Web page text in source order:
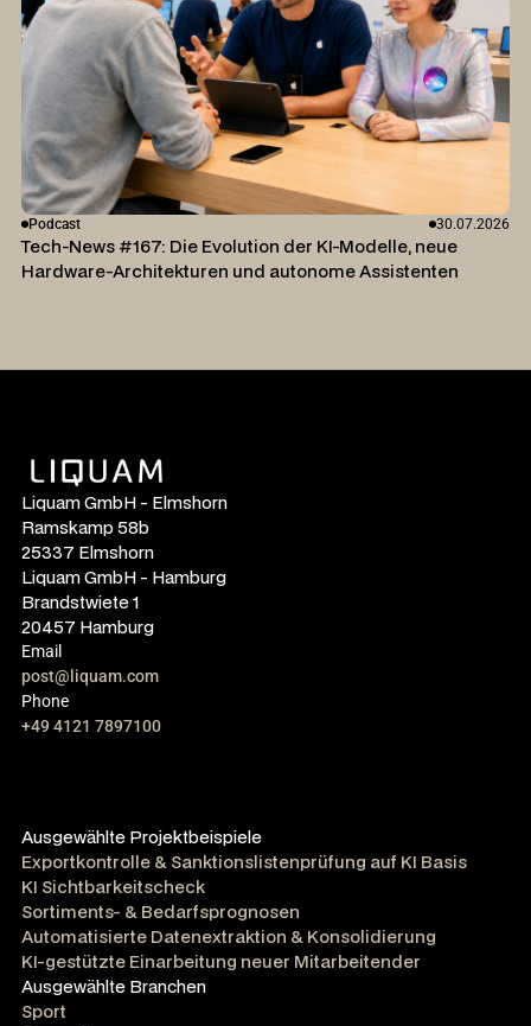
Podcast 30.07.2026
Tech-News #167: Die Evolution der KI-Modelle, neue
Hardware-Architekturen und autonome Assistenten
Liquam GmbH - Elmshorn
Ramskamp 58b
25337 Elmshorn
Liquam GmbH - Hamburg
Brandstwiete 1
20457 Hamburg
Email
post@liquam.com
Phone
+49 4121 7897100
Ausgewählte Projektbeispiele
Exportkontrolle & Sanktionslistenprüfung auf KI Basis
KI Sichtbarkeitscheck
Sortiments- & Bedarfsprognosen
Automatisierte Datenextraktion & Konsolidierung
KI-gestützte Einarbeitung neuer Mitarbeitender
Ausgewählte Branchen
Sport